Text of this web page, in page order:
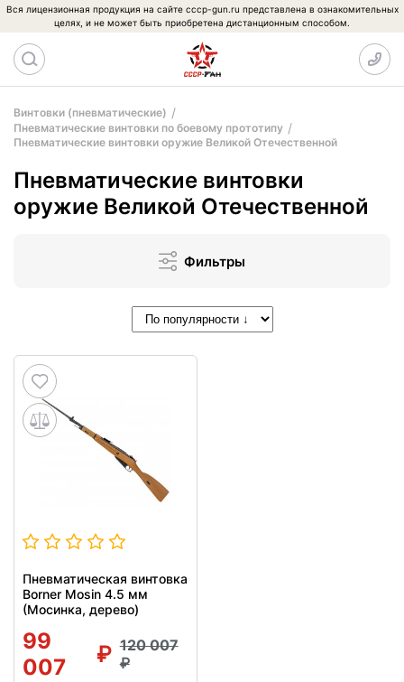
Вся лицензионная продукция на сайте cccp-gun.ru представлена в ознакомительных
целях, и не может быть приобретена дистанционным способом.
Винтовки (пневматические)
Пневматические винтовки по боевому прототипу
Пневматические винтовки оружие Великой Отечественной
Пневматические винтовки
оружие Великой Отечественной
Фильтры
Пневматическая винтовка
Borner Mosin 4.5 мм
(Мосинка, дерево)
99
007
120 007